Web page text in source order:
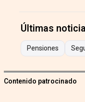
Últimas
Pensiones
Contenido patrocinado